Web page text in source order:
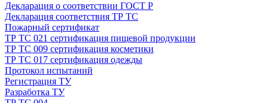
Декларация о соответствии ГОСТ Р
Декларация соответствия ТР ТС
Пожарный сертификат
ТР ТС 021 сертификация пищевой продукции
ТР ТС 009 сертификация косметики
ТР ТС 017 сертификация одежды
Протокол испытаний
Регистрация ТУ
Разработка ТУ